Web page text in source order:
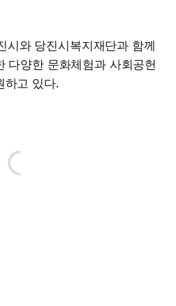
시와 당진시복지재단과 함께
다양한 문화체험과 사회공헌
하고 있다.